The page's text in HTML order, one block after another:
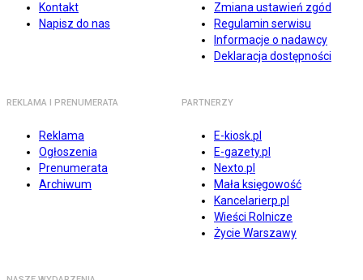
Kontakt
Napisz do nas
Zmiana ustawień zgód
Regulamin serwisu
Informacje o nadawcy
Deklaracja dostępności
REKLAMA I PRENUMERATA
Reklama
Ogłoszenia
Prenumerata
Archiwum
PARTNERZY
E-kiosk.pl
E-gazety.pl
Nexto.pl
Mała księgowość
Kancelarierp.pl
Wieści Rolnicze
Życie Warszawy